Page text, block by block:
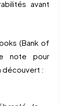
avant
(Bank of
note pour
découvert :